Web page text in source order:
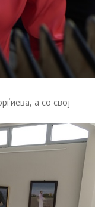
а со свој